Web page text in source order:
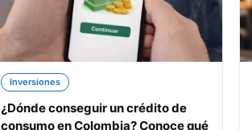
Inversiones
¿Dónde conseguir un crédito de
consumo en Colombia? Conoce qué